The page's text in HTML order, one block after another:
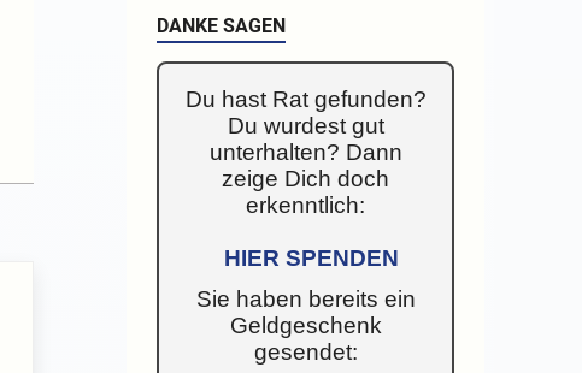
DANKE SAGEN
Du hast Rat gefunden?
Du wurdest gut
unterhalten? Dann
zeige Dich doch
erkenntlich:
HIER SPENDEN
Sie haben bereits ein
Geldgeschenk
gesendet: